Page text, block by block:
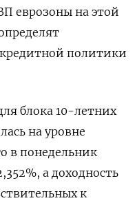
еврозоны на этой
политики
блока 10-летних
на уровне
в понедельник
а доходность
к